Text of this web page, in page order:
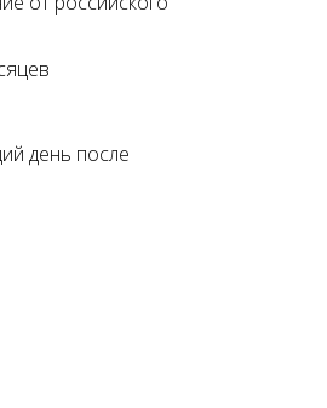
день после